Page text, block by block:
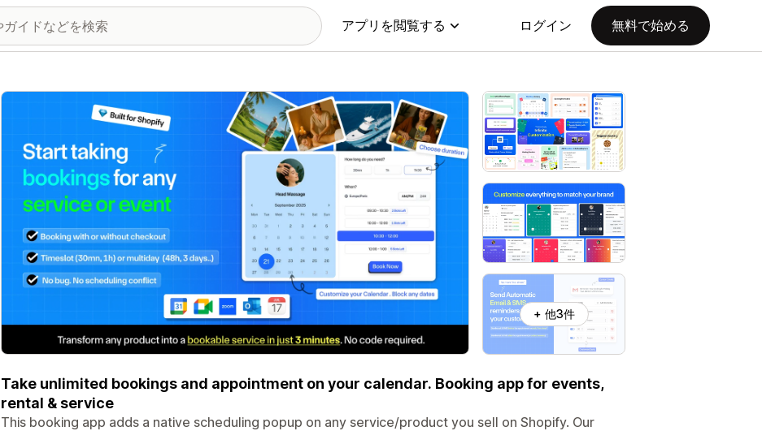
アプリを閲覧する ログイン 無料で始める
特集の画像ギャラリー
+ 他3件
Take unlimited bookings and appointment on your calendar. Booking app for events,
rental & service
This booking app adds a native scheduling popup on any service/product you sell on Shopify. Our